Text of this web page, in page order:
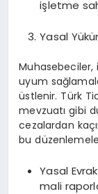
işletme
Yasal
uyum
üstlenir. Türk
mevzuatı gibi
cezalardan
bu
Yasal
mali